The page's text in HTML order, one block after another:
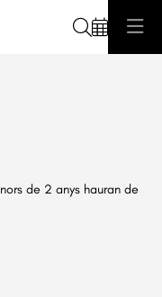
de 2 anys hauran de